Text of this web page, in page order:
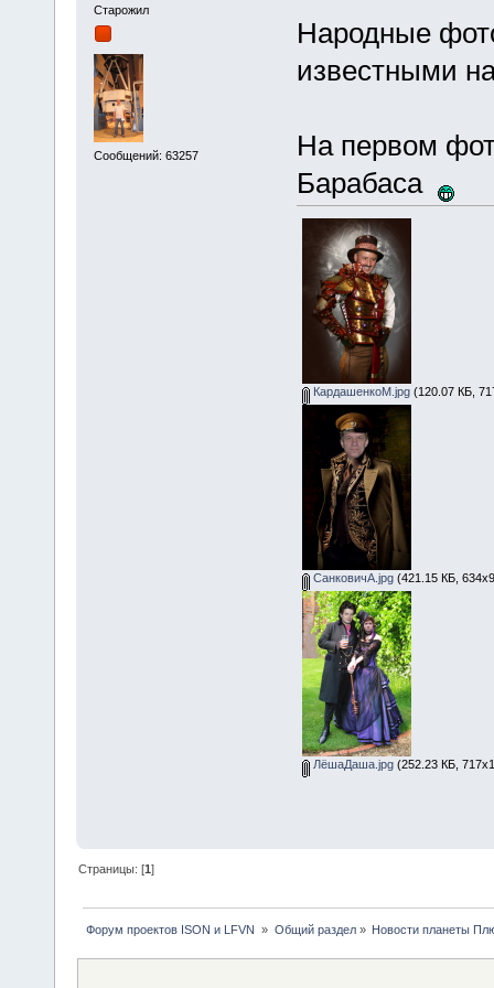
Старожил
Сообщений: 63257
Народные
известными
На первом
Барабаса
КардашенкоМ.jpg(120.07 КБ,
СанковичА.jpg(421.15 КБ,
ЛёшаДаша.jpg(252.23 КБ,
Страницы: [1]
Форум проектов ISON и LFVN » Общий раздел» Новости планеты